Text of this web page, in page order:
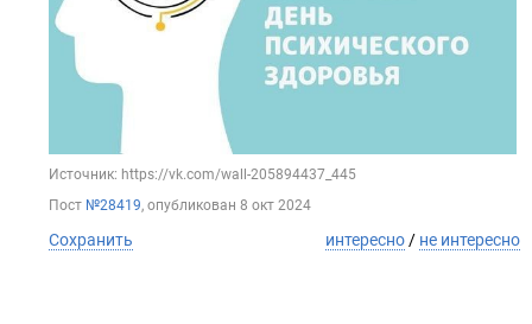
Источник: https://vk.com/wall-205894437_445
Пост №28419, опубликован 8 окт 2024
Сохранить интересно/ не интересно